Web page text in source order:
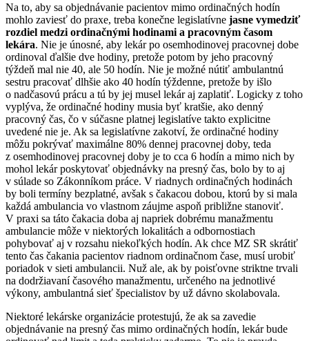
Na to, aby sa objednávanie pacientov mimo ordinačných hodín
mohlo zaviesť do praxe, treba konečne legislatívne jasne vymedziť
rozdiel medzi ordinačnými hodinami a pracovným časom
lekára. Nie je únosné, aby lekár po osemhodinovej pracovnej dobe
ordinoval ďalšie dve hodiny, pretože potom by jeho pracovný
týždeň mal nie 40, ale 50 hodín. Nie je možné nútiť ambulantnú
sestru pracovať dlhšie ako 40 hodín týždenne, pretože by išlo
o nadčasovú prácu a tú by jej musel lekár aj zaplatiť. Logicky z toho
vyplýva, že ordinačné hodiny musia byť kratšie, ako denný
pracovný čas, čo v súčasne platnej legislatíve takto explicitne
uvedené nie je. Ak sa legislatívne zakotví, že ordinačné hodiny
môžu pokrývať maximálne 80% dennej pracovnej doby, teda
z osemhodinovej pracovnej doby je to cca 6 hodín a mimo nich by
mohol lekár poskytovať objednávky na presný čas, bolo by to aj
v súlade so Zákonníkom práce. V riadnych ordinačných hodinách
by boli termíny bezplatné, avšak s čakacou dobou, ktorú by si mala
každá ambulancia vo vlastnom záujme aspoň približne stanoviť.
V praxi sa táto čakacia doba aj napriek dobrému manažmentu
ambulancie môže v niektorých lokalitách a odbornostiach
pohybovať aj v rozsahu niekoľkých hodín. Ak chce MZ SR skrátiť
tento čas čakania pacientov riadnom ordinačnom čase, musí urobiť
poriadok v sieti ambulancii. Nuž ale, ak by poisťovne striktne trvali
na dodržiavaní časového manažmentu, určeného na jednotlivé
výkony, ambulantná sieť špecialistov by už dávno skolabovala.
Niektoré lekárske organizácie protestujú, že ak sa zavedie
objednávanie na presný čas mimo ordinačných hodín, lekár bude